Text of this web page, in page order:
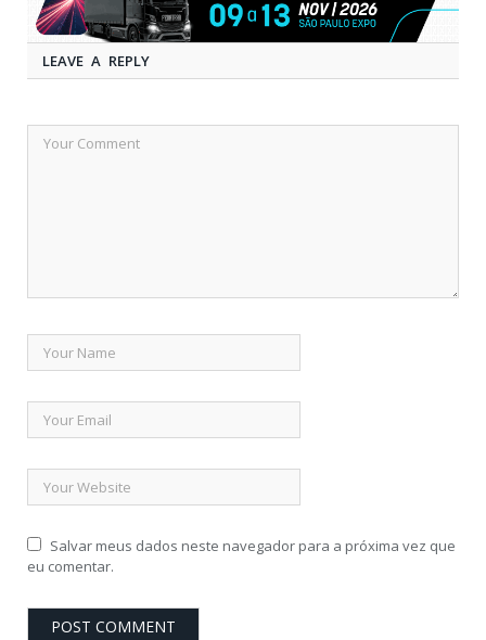
LEAVE A REPLY
Salvar meus dados neste navegador para a próxima vez que
eu comentar.